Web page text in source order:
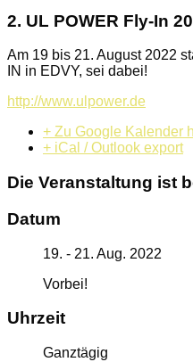
2. UL POWER Fly-In
Am 19 bis 21. August 2022
IN in EDVY, sei dabei!
http://www.ulpower.de
+ Zu Google Kalender
+ iCal / Outlook export
Die Veranstaltung ist
Datum
19. - 21. Aug. 2022
Vorbei!
Uhrzeit
Ganztägig